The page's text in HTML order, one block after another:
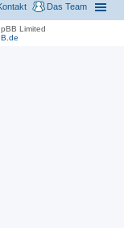
Das Team
Limited